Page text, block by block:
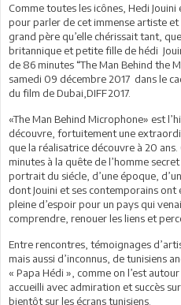
Comme toutes les icônes, Hedi
pour parler de cet immense artiste
grand père qu’elle chérissait tant,
britannique et petite fille de hédi
de 86 minutes “The Man Behind the
samedi 09 décembre 2017 dans le
du film de Dubai,DIFF2017.
«The Man Behind Microphone» est
découvre, fortuitement une
que la réalisatrice découvre à 20
minutes à la quête de l’homme
portrait du siécle, d’une époque,
dont Jouini et ses contemporains
pleine d’espoir pour un pays qui
comprendre, renouer les liens et
Entre rencontres, témoignages
mais aussi d’inconnus, de tunisiens
« Papa Hédi », comme on l’est
accueilli avec admiration et succès
bientôt sur les écrans tunisiens.